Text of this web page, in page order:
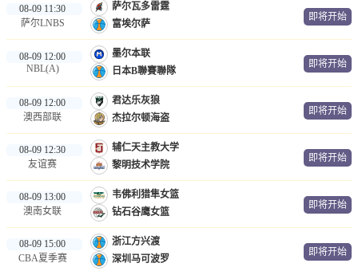
08-09 11:30
萨尔LNBS
萨尔瓦多雷霆
富埃尔萨
即将开始
08-09 12:00
NBL(A)
墨尔本联
日本B聯賽聯隊
即将开始
08-09 12:00
澳西部联
君达乐灰狼
杰拉尔顿海盗
即将开始
08-09 12:30
友谊赛
辅仁天主教大学
黎明技术学院
即将开始
08-09 13:00
澳南女联
韦佛利猎隼女篮
钻石谷鹰女篮
即将开始
08-09 15:00
CBA夏季赛
浙江方兴渡
深圳马可波罗
即将开始